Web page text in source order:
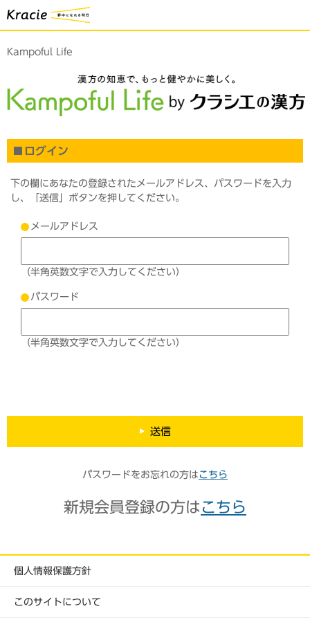
Kampoful Life
ログイン
下の欄にあなたの登録されたメールアドレス、パスワードを入力
し、「送信」ボタンを押してください。
メールアドレス
（半角英数文字で入力してください）
パスワード
（半角英数文字で入力してください）
送信
パスワードをお忘れの方は こちら
新規会員登録の方は こちら
個人情報保護方針
このサイトについて